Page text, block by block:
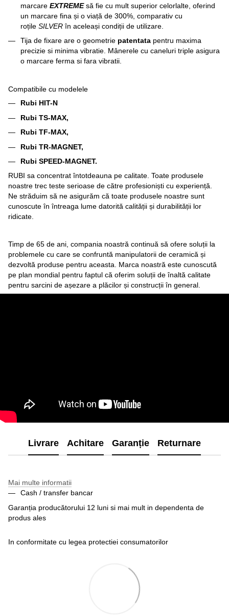
marcare EXTREME să fie cu mult superior celorlalte, oferind
un marcare fina și o viață de 300%, comparativ cu
roțile SILVERîn aceleași condiții de utilizare.
Tija de fixare are o geometrie patentata pentru maxima
precizie si minima vibratie. Mânerele cu caneluri triple asigura
o marcare ferma si fara vibratii.
Compatibile cu modelele
Rubi HIT-N
Rubi TS-MAX,
Rubi TF-MAX,
Rubi TR-MAGNET,
Rubi SPEED-MAGNET.
RUBI sa concentrat întotdeauna pe calitate. Toate produsele
noastre trec teste serioase de către profesioniști cu experiență.
Ne străduim să ne asigurăm că toate produsele noastre sunt
cunoscute în întreaga lume datorită calității și durabilității lor
ridicate.
Timp de 65 de ani, compania noastră continuă să ofere soluții la
problemele cu care se confruntă manipulatorii de ceramică și
dezvoltă produse pentru aceasta. Marca noastră este cunoscută
pe plan mondial pentru faptul că oferim soluții de înaltă calitate
pentru sarcini de așezare a plăcilor și construcții în general.
Livrare Achitare Garanție Returnare
Mai multe informatii
Cash / transfer bancar
Garanția producătorului 12 luni si mai mult in dependenta de
produs ales
In conformitate cu legea protectiei consumatorilor